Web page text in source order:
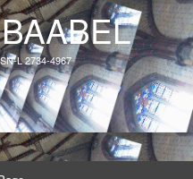
L 2734-4967